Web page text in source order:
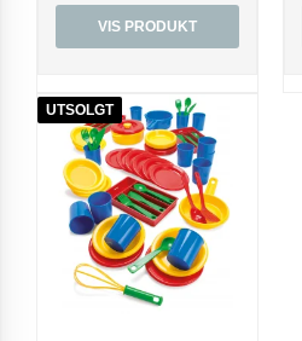
VIS PRODUKT
UTSOLGT